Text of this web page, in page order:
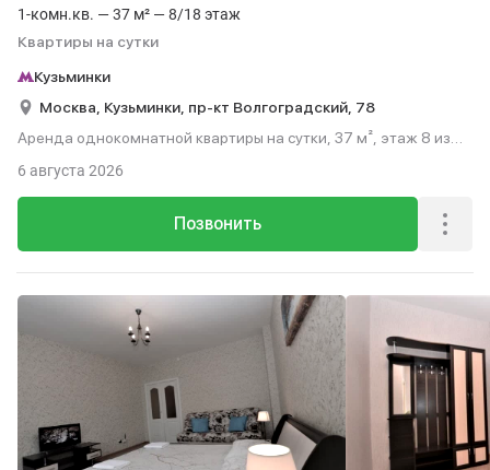
1-комн.кв. — 37 м² — 8/18 этаж
Квартиры на сутки
Кузьминки
Москва, Кузьминки, пр-кт Волгоградский, 78
Аренда однокомнатной квартиры на сутки, 37 м², этаж 8 из
Позвонить
6 августа 2026